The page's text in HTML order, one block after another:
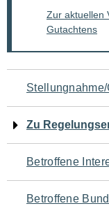
Zur aktuellen
Gutachtens
Navigation
für
den
Zu
Betroffene
Betroffene